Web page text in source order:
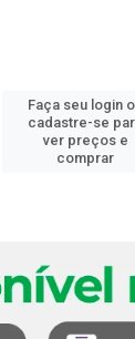
Faça seu login
cadastre-se
ver preços e
comprar